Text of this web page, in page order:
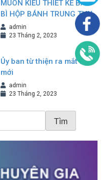
MUÔN KIỂU THIẾT KẾ BAO
BÌ HỘP BÁNH TRUNG THU
NÂNG TẦM GIÁ TRỊ
THƯƠNG HIỆU
admin
23 Tháng 2, 2023
Ủy ban từ thiện ra mắt logo
mới
admin
23 Tháng 2, 2023
Tìm